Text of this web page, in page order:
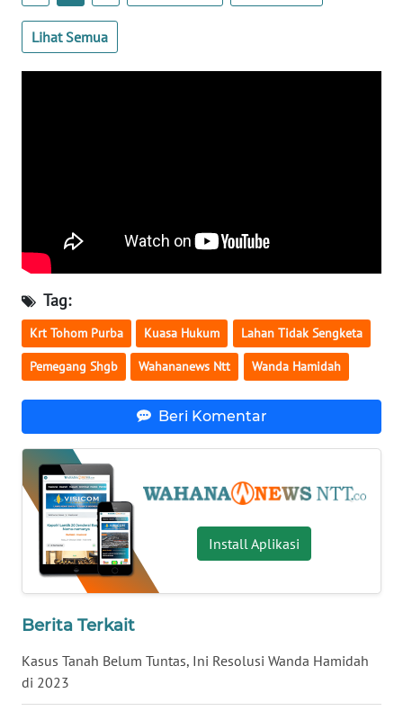
Lihat Semua
Tag:
Krt Tohom Purba Kuasa Hukum Lahan Tidak Sengketa
Pemegang Shgb Wahananews Ntt Wanda Hamidah
Beri Komentar
Install Aplikasi
Berita Terkait
Kasus Tanah Belum Tuntas, Ini Resolusi Wanda Hamidah
di 2023
WN
BABEL
BENGKULU
LAMPUNG
WN
JATENG
WN
JOGJA
WN
JATIM
WN
WN